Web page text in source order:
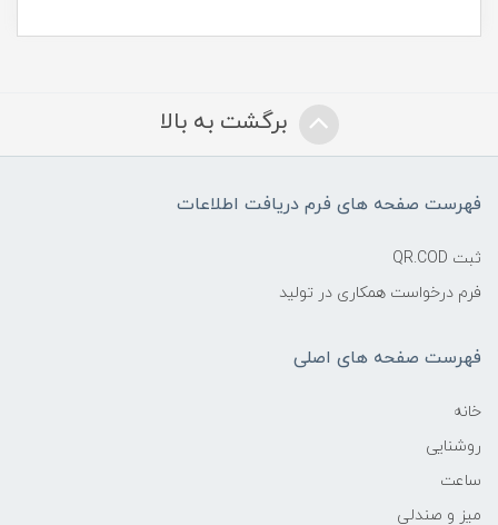
برگشت به بالا
فهرست صفحه های فرم دریافت اطلاعات
ثبت QR.COD
فرم درخواست همکاری در تولید
فهرست صفحه های اصلی
خانه
روشنایی
ساعت
میز و صندلی